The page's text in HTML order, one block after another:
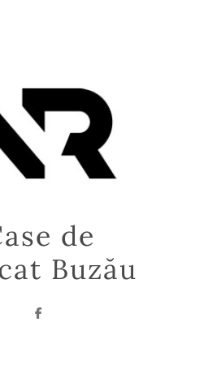
de
Buzău
Facebook